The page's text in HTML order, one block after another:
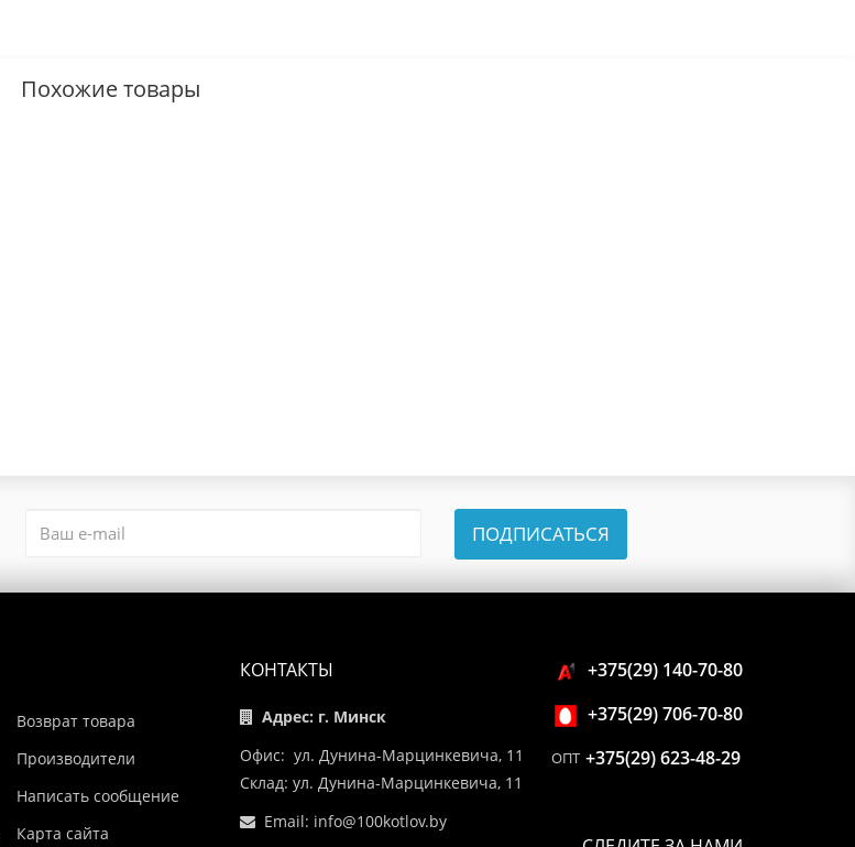
Похожие товары
ПОДПИСАТЬСЯ
Возврат товара
Производители
Написать сообщение
Карта сайта
КОНТАКТЫ
Адрес: г. Минск
Офис: ул. Дунина-Марцинкевича, 11
Склад: ул. Дунина-Марцинкевича, 11
Email: info@100kotlov.by
+375(29) 140-70-80
+375(29) 706-70-80
ОПТ +375(29) 623-48-29